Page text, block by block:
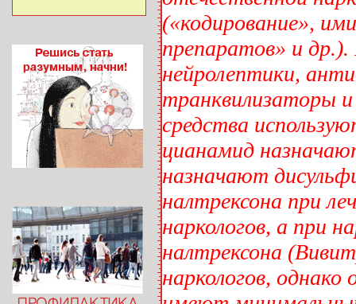
(«кодирование»,
препаратов» и
нейролептики,
транквилизаторы
средства
цианамид
назначают
налтрексона при
наркологов, а при
налтрексона
наркологов, однако